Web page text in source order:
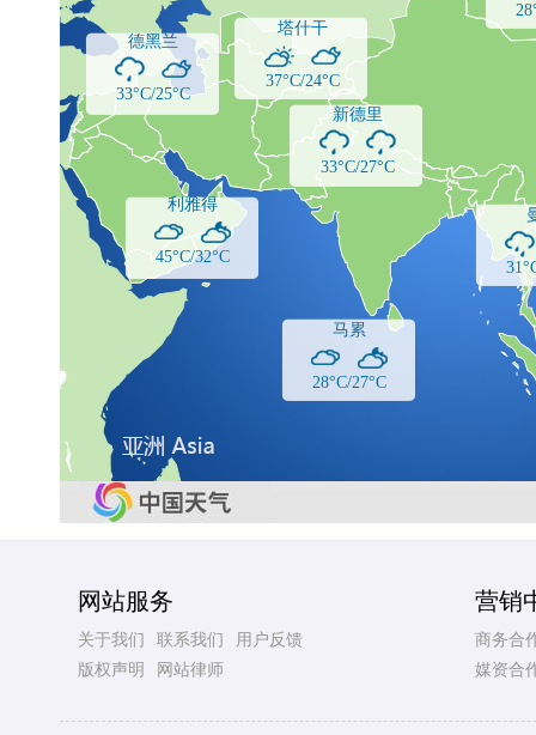
德黑兰
33°C/25°C
利雅得
45°C/32°C
塔什干
37°C/24°C
新德里
33°C/27°C
马累
28°C/27°C
网站服务
关于我们 联系我们
用户反馈
版权声明
网站律师
营销
商务合
媒资合